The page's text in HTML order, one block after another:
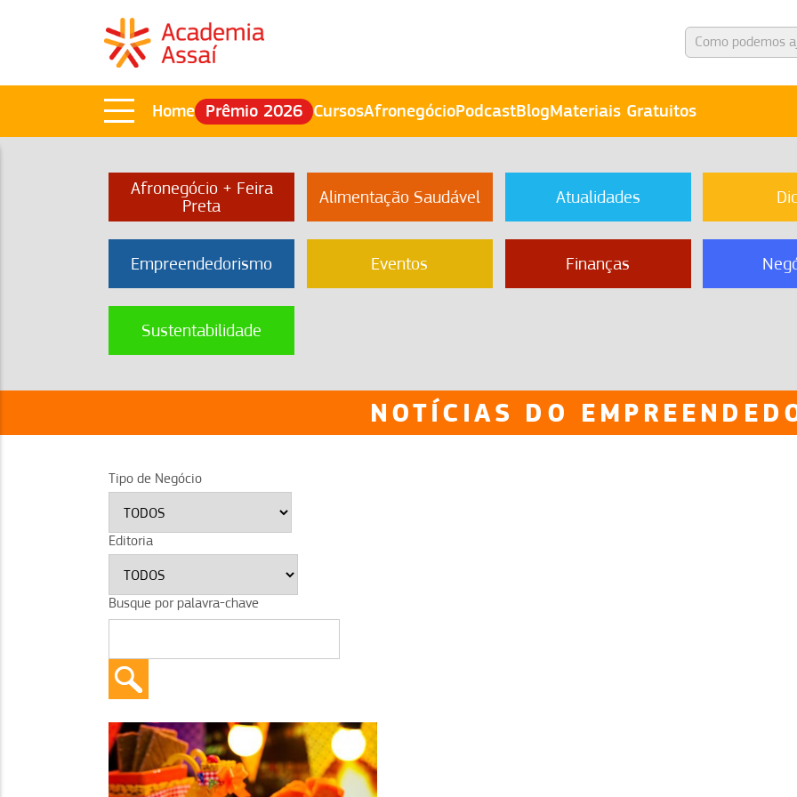
Home Prêmio 2026 CursosAfronegócioPodcastBlogMateriais Gratuitos
Afronegócio + Feira
Preta
Alimentação Saudável Atualidades
Empreendedorismo Eventos Finanças
Sustentabilidade
NOTÍCIAS DO
Tipo de Negócio
Editoria
Busque por palavra-chave